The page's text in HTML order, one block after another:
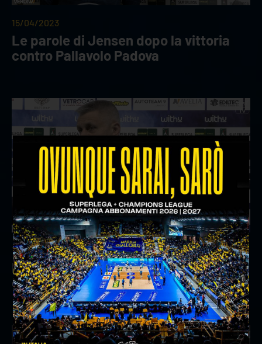
15/04/2023
Le parole di Jensen dopo la vittoria
contro Pallavolo Padova
15/04/2023
Le parole di Stoytchev dopo la vittoria
contro Pallavolo Padova